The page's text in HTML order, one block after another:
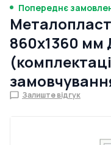
Попереднє
860x1360 мм
Залиште відгук